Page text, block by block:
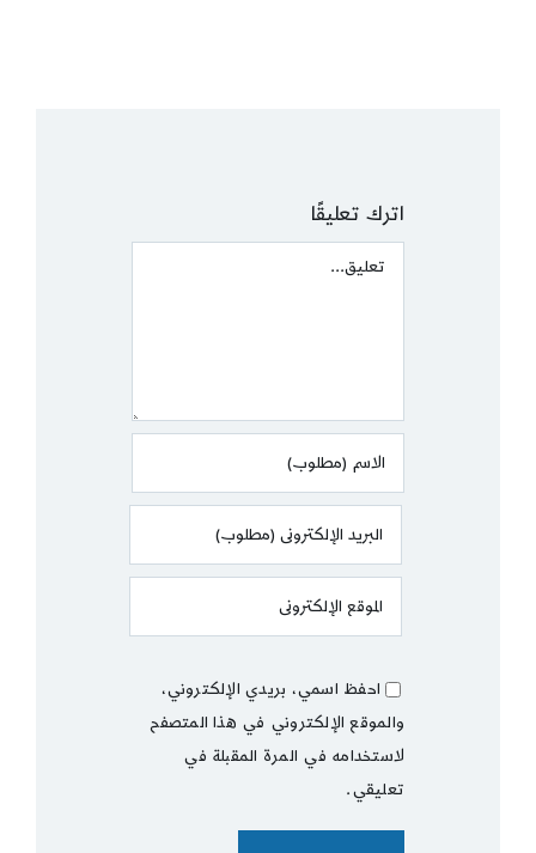
اترك تعليقًا
Comment
احفظ اسمي، بريدي الإلكتروني،
والموقع الإلكتروني في هذا المتصفح
لاستخدامه في المرة المقبلة في
تعليقي.